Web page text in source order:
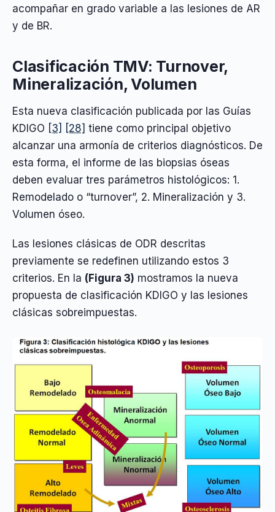
acompañar en grado variable a las lesiones de AR
y de BR.
Clasificación TMV: Turnover,
Mineralización, Volumen
Esta nueva clasificación publicada por las Guías
KDIGO [3] [28] tiene como principal objetivo
alcanzar una armonía de criterios diagnósticos. De
esta forma, el informe de las biopsias óseas
deben evaluar tres parámetros histológicos: 1.
Remodelado o “turnover”, 2. Mineralización y 3.
Volumen óseo.
Las lesiones clásicas de ODR descritas
previamente se redefinen utilizando estos 3
criterios. En la (Figura 3) mostramos la nueva
propuesta de clasificación KDIGO y las lesiones
clásicas sobreimpuestas.